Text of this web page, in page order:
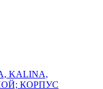
KALINA,
КОРПУС